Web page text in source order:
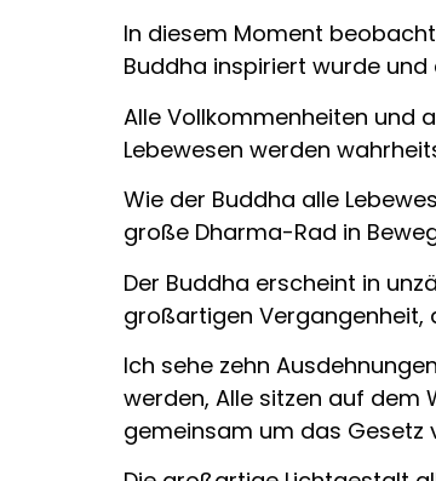
In diesem Moment
Buddha inspiriert wurde
Alle Vollkommenheiten und
Lebewesen werden
Wie der Buddha alle
große Dharma-Rad in
Der Buddha erscheint in
großartigen Vergangenheit,
Ich sehe zehn
werden, Alle sitzen auf dem
gemeinsam um das Gesetz